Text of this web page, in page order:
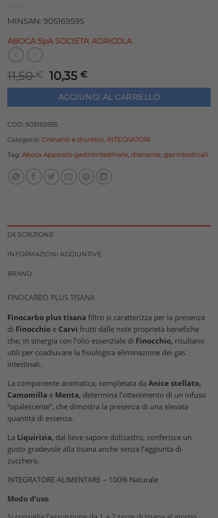
MINSAN: 905169595
ABOCA SpA SOCIETA' AGRICOLA
11,50€
Il
prezzo
originale
era:
11,50 €.
10,35€Il
prezzo
attuale
è:
AGGIUNGI AL CARRELLO
COD: 905169595
Categorie: Drenanti e diuretici, INTEGRATORI
Tag: Aboca Apparato gastrointestinale, drenante, gas intestinali
DESCRIZIONE
INFORMAZIONI AGGIUNTIVE
BRAND
FINOCARBO PLUS TISANA
Finocarbo plus tisana filtro si caratterizza per la presenza
di Finocchio e Carvi frutti dalle note proprietà benefiche
che, in sinergia con l’olio essenziale di Finocchio, risultano
utili per coadiuvare la fisiologica eliminazione dei gas
intestinali.
La componente aromatica, completata da Anice stellato,
Camomilla e Menta, determina l’ottenimento di un infuso
“opalescente”, che dimostra la presenza di una elevata
quantità di essenza.
La Liquirizia, dal lieve sapore dolciastro, conferisce un
gusto gradevole alla tisana anche senza l’aggiunta di
zucchero.
INTEGRATORE ALIMENTARE – 100% Naturale
Modo d’uso